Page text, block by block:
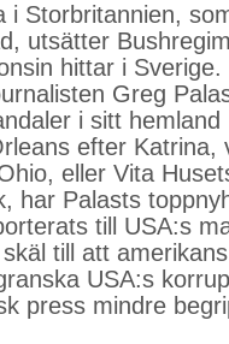
i Storbritannien,
utsätter
hittar i
Greg
i sitt hemland
efter Katrina,
eller Vita
har Palasts
till USA:s
till att
USA:s
press mindre